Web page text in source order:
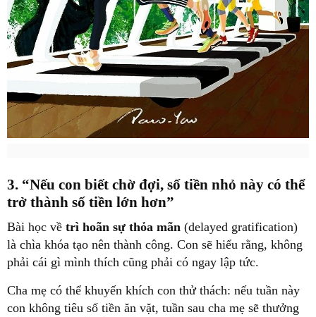
3. “Nếu con biết chờ đợi, số tiền nhỏ này có thể
trở thành số tiền lớn hơn”
Bài học về trì hoãn sự thỏa mãn (delayed gratification)
là chìa khóa tạo nên thành công. Con sẽ hiểu rằng, không
phải cái gì mình thích cũng phải có ngay lập tức.
Cha mẹ có thể khuyến khích con thử thách: nếu tuần này
con không tiêu số tiền ăn vặt, tuần sau cha mẹ sẽ thưởng